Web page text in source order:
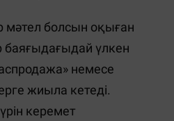
мәтел болсын оқыған
үлкен
немесе
жиыла кетеді.
керемет